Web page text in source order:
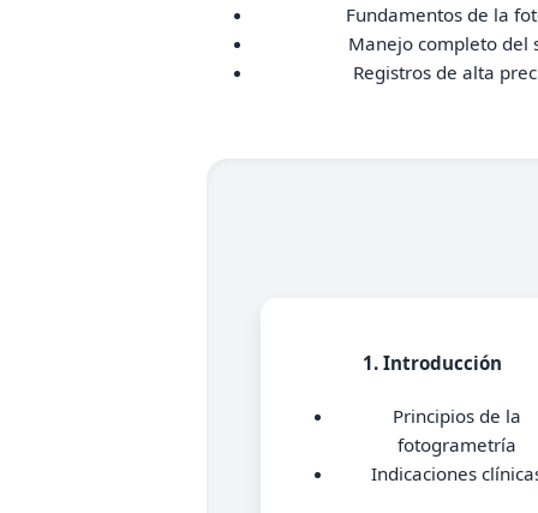
Fundamentos de la
Manejo completo del
Registros de alta
1. Introducción
Principios de la
fotogrametría
Indicaciones